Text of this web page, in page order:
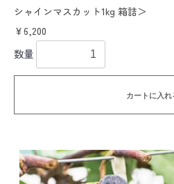
シャインマスカット1kg 箱詰＞
￥6,200
数量
カートに入れ